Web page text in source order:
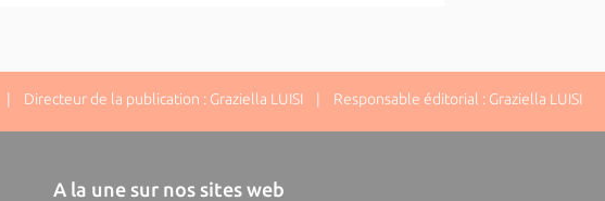
| Directeur de la publication : Graziella LUISI | Responsable éditorial : Graziella LUISI
A la une sur nos sites web